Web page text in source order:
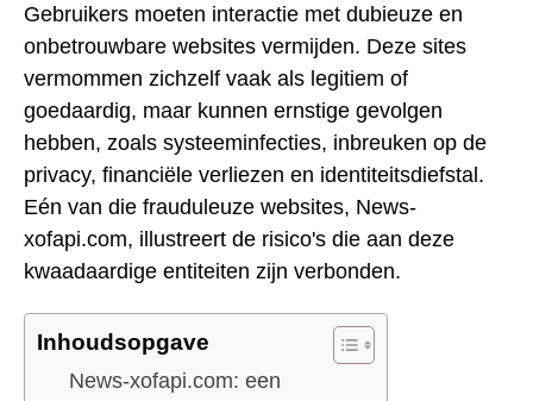
Gebruikers moeten interactie met dubieuze en
onbetrouwbare websites vermijden. Deze sites
vermommen zichzelf vaak als legitiem of
goedaardig, maar kunnen ernstige gevolgen
hebben, zoals systeeminfecties, inbreuken op de
privacy, financiële verliezen en identiteitsdiefstal.
Eén van die frauduleuze websites, News-
xofapi.com, illustreert de risico's die aan deze
kwaadaardige entiteiten zijn verbonden.
Inhoudsopgave
News-xofapi.com: een